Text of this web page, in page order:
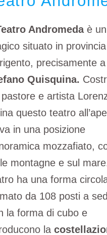
Andromedaè un
situato in
precisamente a
Quisquina.
e artista
questo teatro
in una posizione
mozzafiato,
montagne e sul
ha una forma
da 108 posti a
la forma di cubo e
la